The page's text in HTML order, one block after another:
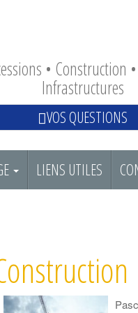
• Construction
Infrastructures
VOS QUESTIONS
LIENS UTILES